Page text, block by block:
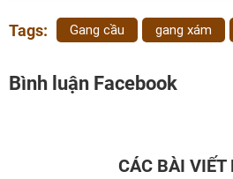
Tags: Gang cầu gang xám
Bình luận Facebook
CÁC BÀI VIẾT